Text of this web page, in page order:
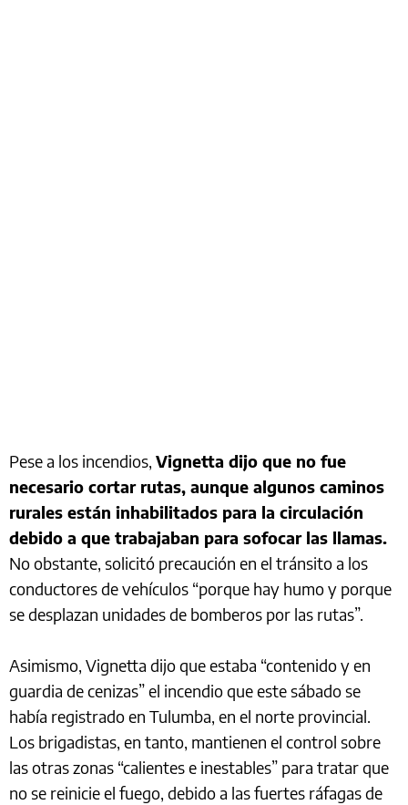
Pese a los incendios, Vignetta dijo que no fue
necesario cortar rutas, aunque algunos caminos
rurales están inhabilitados para la circulación
debido a que trabajaban para sofocar las llamas.
No obstante, solicitó precaución en el tránsito a los
conductores de vehículos “porque hay humo y porque
se desplazan unidades de bomberos por las rutas”.
Asimismo, Vignetta dijo que estaba “contenido y en
guardia de cenizas” el incendio que este sábado se
había registrado en Tulumba, en el norte provincial.
Los brigadistas, en tanto, mantienen el control sobre
las otras zonas “calientes e inestables” para tratar que
no se reinicie el fuego, debido a las fuertes ráfagas de